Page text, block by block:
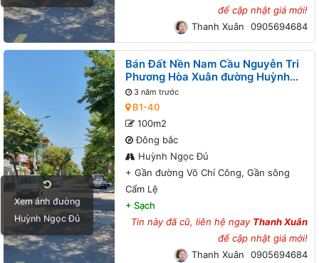
để cập nhật giá mới!
Thanh Xuân
0905694684
Xem ảnh đường
Huỳnh Ngọc Đủ
Bán Đất Nền Nam Cầu Nguyễn Tri
Phương Hòa Xuân đường Huỳnh
Ngọc Đủ B1-40 lô 3x - Gần đường
Võ Chí Công, Gần sông Cẩm Lệ
3 năm trước
B1-40
100m2
Đông bắc
Huỳnh Ngọc Đủ
+ Gần đường Võ Chí Công, Gần sông
Cẩm Lệ
+ Sạch
Tin này đã cũ, liên hệ ngay Thanh Xuân
để cập nhật giá mới!
Thanh Xuân
0905694684